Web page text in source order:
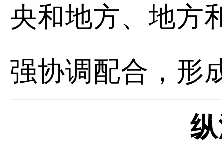
央和地方、地方
强协调配合，形